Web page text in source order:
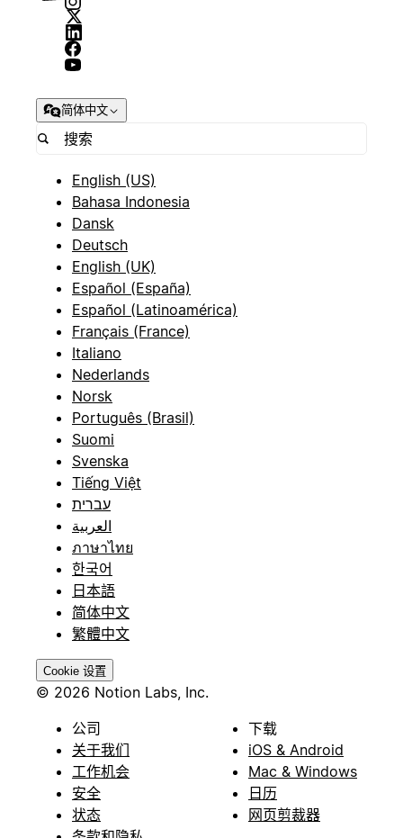
简体中文
English (US)
Bahasa Indonesia
Dansk
Deutsch
English (UK)
Español (España)
Español (Latinoamérica)
Français (France)
Italiano
Nederlands
Norsk
Português (Brasil)
Suomi
Svenska
Tiếng Việt
עברית
العربية
ภาษาไทย
한국어
日本語
简体中文
繁體中文
Cookie 设置
© 2026 Notion Labs, Inc.
公司
关于我们
工作机会
安全
状态
下载
iOS & Android
Mac & Windows
日历
网页剪裁器